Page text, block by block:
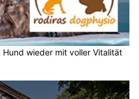
wieder mit voller Vitalität